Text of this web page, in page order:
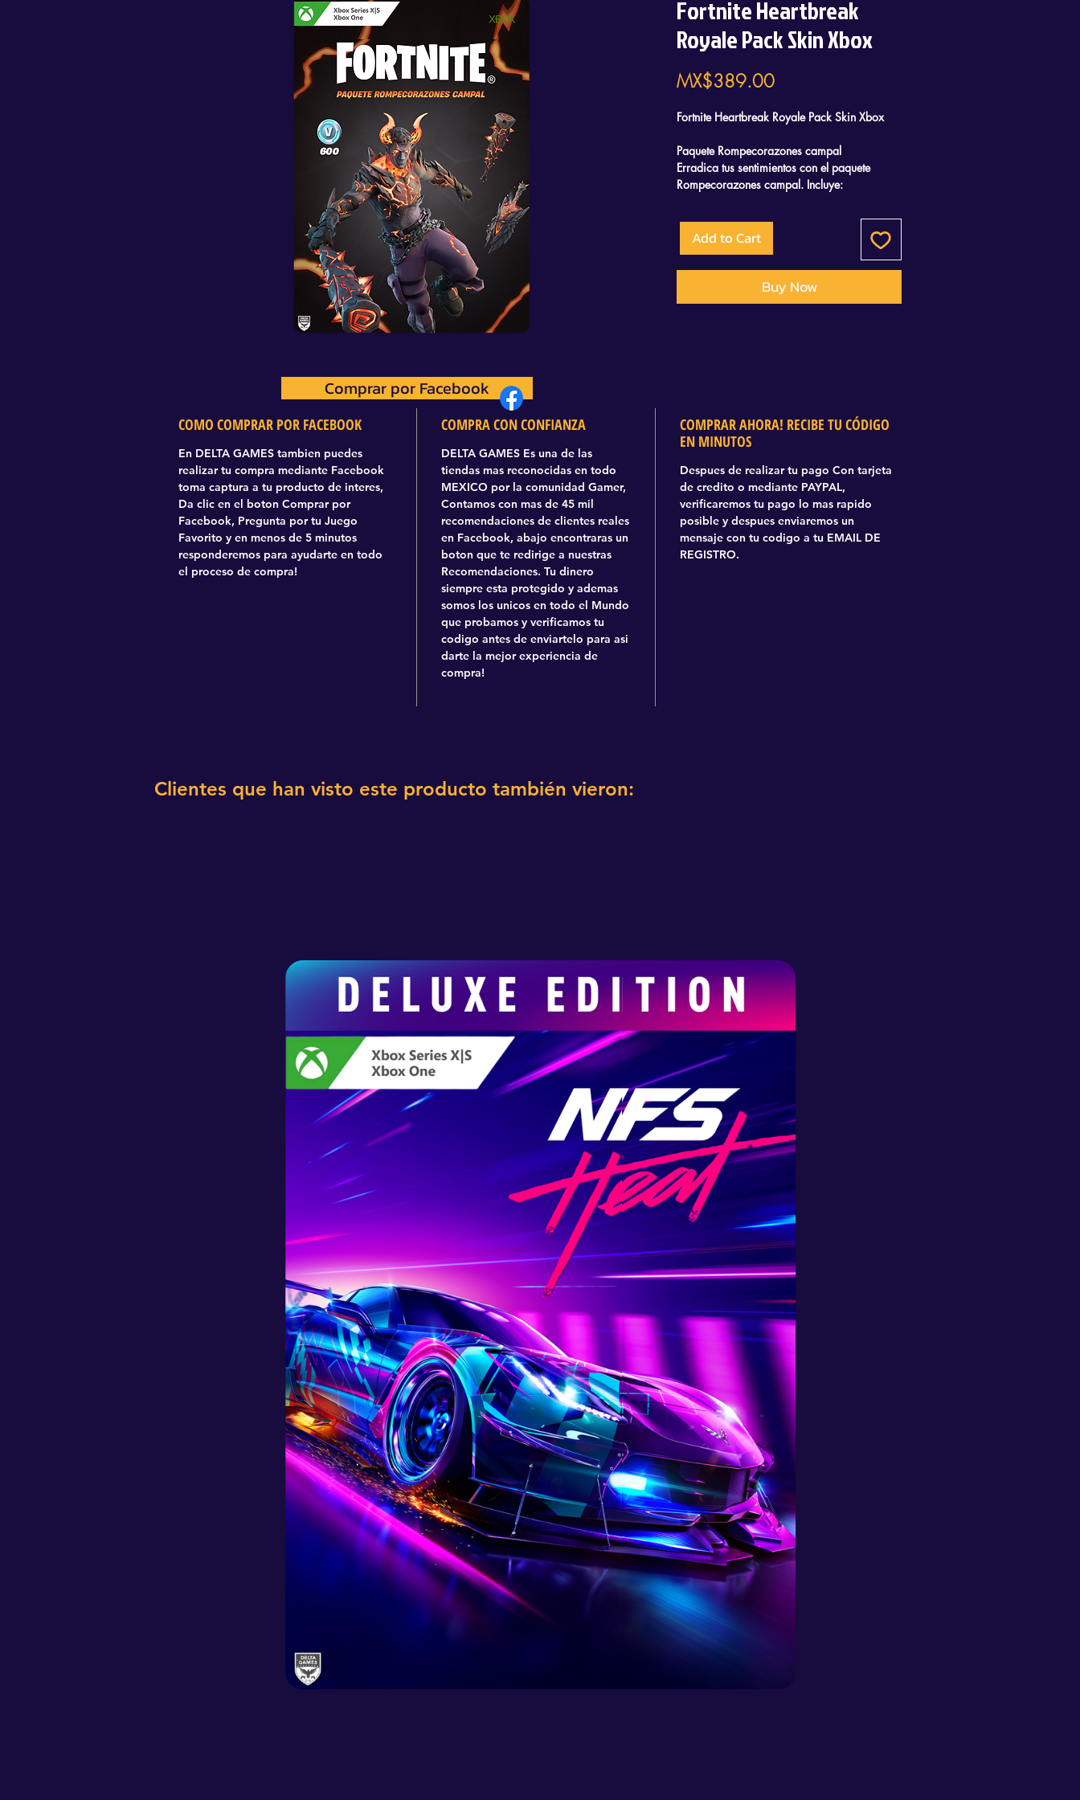
Comprar por Facebook
Fortnite Heartbreak
Royale Pack Skin Xbox
MX$389.00Price
Fortnite Heartbreak Royale Pack Skin Xbox
Paquete Rompecorazones campal
Erradica tus sentimientos con el paquete
Rompecorazones campal. Incluye:
Atuendo Montaraz rompecorazones
Mochila retro Funda magmática
Pico Bate rompecorazones
Add to Cart
Buy Now
COMO COMPRAR POR FACEBOOK
En DELTA GAMES tambien puedes
realizar tu compra mediante Facebook
toma captura a tu producto de interes,
Da clic en el boton Comprar por
Facebook, Pregunta por tu Juego
Favorito y en menos de 5 minutos
responderemos para ayudarte en todo
el proceso de compra!
COMPRA CON CONFIANZA
DELTA GAMES Es una de las
tiendas mas reconocidas en todo
MEXICO por la comunidad Gamer,
Contamos con mas de 45 mil
recomendaciones de clientes reales
en Facebook, abajo encontraras un
boton que te redirige a nuestras
Recomendaciones. Tu dinero
siempre esta protegido y ademas
somos los unicos en todo el Mundo
que probamos y verificamos tu
codigo antes de enviartelo para asi
darte la mejor experiencia de
compra!
COMPRAR AHORA! RECIBE TU CÓDIGO
EN MINUTOS
Despues de realizar tu pago Con tarjeta
de credito o mediante PAYPAL,
verificaremos tu pago lo mas rapido
posible y despues enviaremos un
mensaje con tu codigo a tu EMAIL DE
REGISTRO.
Comprar por Facebook
Clientes que han visto este producto también vieron: